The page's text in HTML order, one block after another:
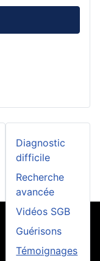
Diagnostic
difficile
Recherche
avancée
Vidéos SGB
Guérisons
Témoignages